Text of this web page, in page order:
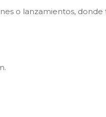
o lanzamientos,